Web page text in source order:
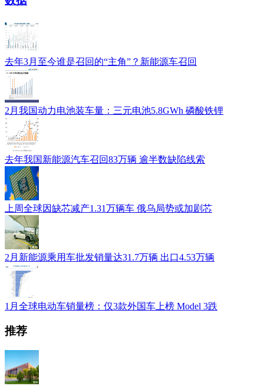
去年3月至今谁是召回的“主角”？新能源车召回
2月我国动力电池装车量：三元电池5.8GWh 磷酸铁锂
去年我国新能源汽车召回83万辆 逾半数缺陷线索
上周全球因缺芯减产1.31万辆车 俄乌局势或加剧芯
2月新能源乘用车批发销量达31.7万辆 出口4.53万辆
1月全球电动车销量榜：仅3款外国车上榜 Model 3跌
推荐